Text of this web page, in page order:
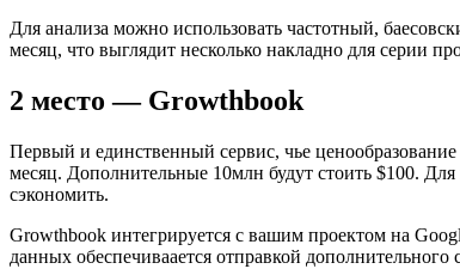
Для анализа можно использовать частотный,
месяц, что выглядит несколько накладно для серии
2 место — Growthbook
Первый и единственный сервис, чье
месяц. Дополнительные 10млн будут стоить $100.
сэкономить.
Growthbook интегрируется с вашим проектом на
данных обеспечиваается отправкой